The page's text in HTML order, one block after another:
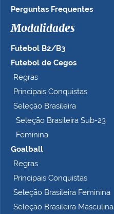
Perguntas Frequentes
Modalidades
Futebol B2/B3
Futebol de Cegos
Regras
Principais Conquistas
Seleção Brasileira
Seleção Brasileira Sub-23
Feminina
Goalball
Regras
Principais Conquistas
Seleção Brasileira Feminina
Seleção Brasileira Masculina